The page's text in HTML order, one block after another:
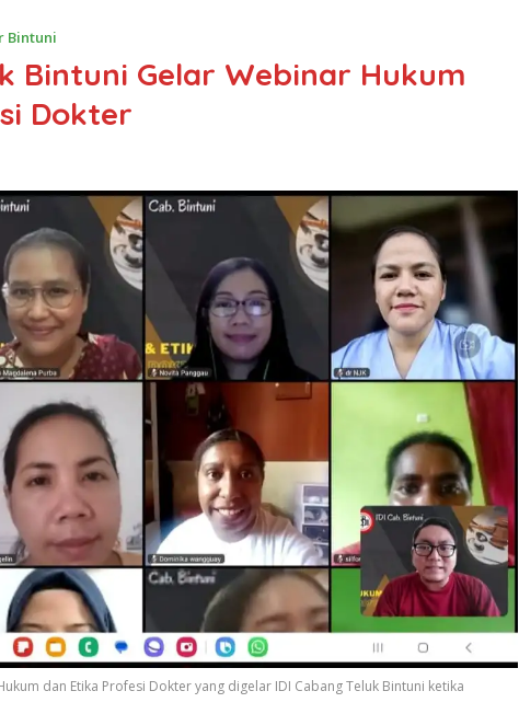
Bintuni
Bintuni Gelar Webinar Hukum
Dokter
dan Etika Profesi Dokter yang digelar IDI Cabang Teluk Bintuni ketika